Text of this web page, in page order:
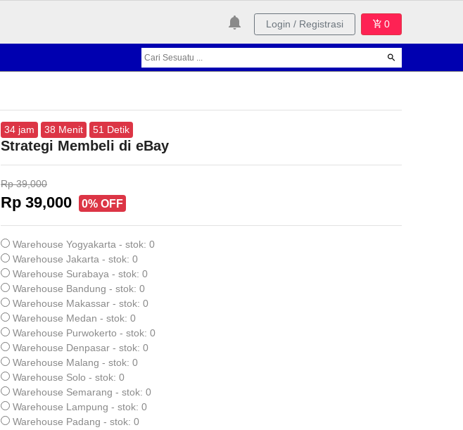
Login / Registrasi 0
34 jam 38 Menit 50 Detik
Strategi Membeli di eBay
Rp 39,000
Rp 39,000 0% OFF
Warehouse Yogyakarta - stok: 0
Warehouse Jakarta - stok: 0
Warehouse Surabaya - stok: 0
Warehouse Bandung - stok: 0
Warehouse Makassar - stok: 0
Warehouse Medan - stok: 0
Warehouse Purwokerto - stok: 0
Warehouse Denpasar - stok: 0
Warehouse Malang - stok: 0
Warehouse Solo - stok: 0
Warehouse Semarang - stok: 0
Warehouse Lampung - stok: 0
Warehouse Padang - stok: 0